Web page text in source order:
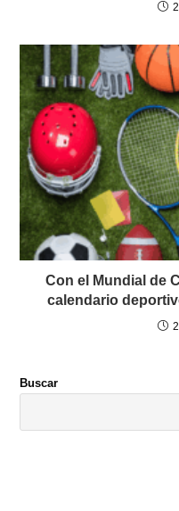
Con el Mundial de
calendario
Buscar